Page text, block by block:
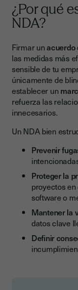
¿Por qué
NDA?
Firmar unacuerdo
las medidas más
sensible de tu
únicamente de
establecer un
refuerza las
innecesarios.
Un NDA bien
Prevenir
Proteger la
proyectos
software o
Mantener la
datos clave
Definir